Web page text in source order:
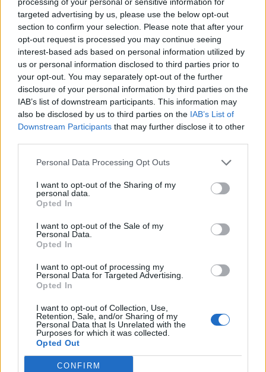
targeted advertising by us, please use the below opt-out
section to confirm your selection. Please note that after your
opt-out request is processed you may continue seeing
interest-based ads based on personal information utilized by
us or personal information disclosed to third parties prior to
your opt-out. You may separately opt-out of the further
disclosure of your personal information by third parties on the
IAB’s list of downstream participants. This information may
also be disclosed by us to third parties on the IAB’s List of
Downstream Participants that may further disclose it to other
Personal Data Processing Opt Outs
I want to opt-out of the Sharing of my
personal data.
Opted In
I want to opt-out of the Sale of my
Personal Data.
Opted In
I want to opt-out of processing my
Personal Data for Targeted Advertising.
Opted In
I want to opt-out of Collection, Use,
Retention, Sale, and/or Sharing of my
Personal Data that Is Unrelated with the
Purposes for which it was collected.
Opted Out
CONFIRM
Ακολουθήστε το Pink.gr στοGoogle News
και
μάθετε πρώτοι
τα πιο hot νέα
Ακολουθήστε το Pink.gr και στο